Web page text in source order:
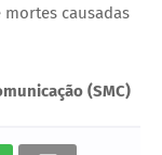
causadas
(SMC)